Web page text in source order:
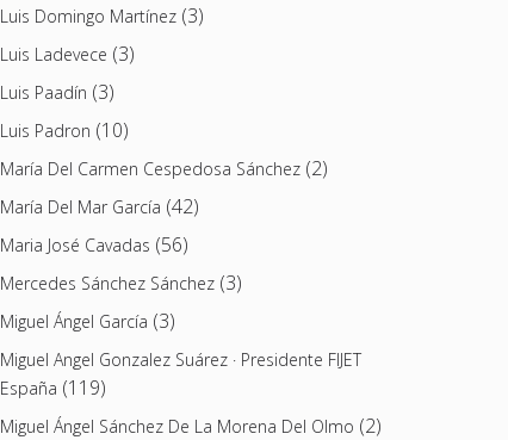
Luis Domingo Martínez(3)
Luis Ladevece (3)
Luis Paadín (3)
Luis Padron (10)
María Del Carmen Cespedosa Sánchez(2)
María Del Mar García (42)
Maria José Cavadas (56)
Mercedes Sánchez Sánchez(3)
Miguel Ángel García (3)
Miguel Angel Gonzalez Suárez · Presidente FIJET
España (119)
Miguel Ángel Sánchez De La Morena Del Olmo (2)